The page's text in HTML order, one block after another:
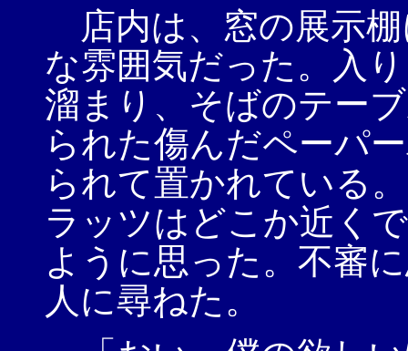
店内は、窓の展示
な雰囲気だった。入
溜まり、そばのテー
られた傷んだペーパ
られて置かれている
ラッツはどこか近く
ように思った。不審
人に尋ねた。